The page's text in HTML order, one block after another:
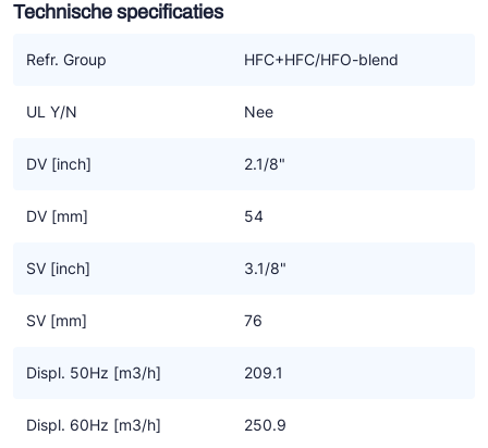
Speciale eigenschappen:
- Uitstekend loopcomfort
- Onderhoudsvriendelijk door o.a. gemakkelijk te verwisselen
- Een oliepomp, derhalve zeer geschikt voor toerenregeling met
- Sterk verbeterd door optimalisatie van motor-efficiency,
Geschikt voor conventionele – of chloorvrije HFC
Technische specificaties
Refr. Group HFC+HFC/HFO-blend
UL Y/N Nee
DV [inch] 2.1/8"
DV [mm] 54
SV [inch] 3.1/8"
SV [mm] 76
Displ. 50Hz [m3/h] 209.1
Displ. 60Hz [m3/h] 250.9